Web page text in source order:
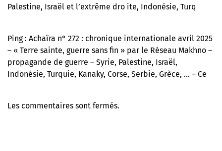
Palestine, Israël et l’extrême dro ite, Indonésie, Turq
Ping : Achaïra n° 272 : chronique internationale avril 2025
– « Terre sainte, guerre sans fin » par le Réseau Makhno –
propagande de guerre – Syrie, Palestine, Israël,
Indonésie, Turquie, Kanaky, Corse, Serbie, Grèce, … – Ce
Les commentaires sont fermés.